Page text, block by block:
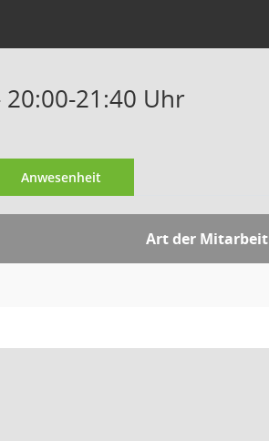
21:40 Uhr
Anwesenheit
Art der Mitarbeit